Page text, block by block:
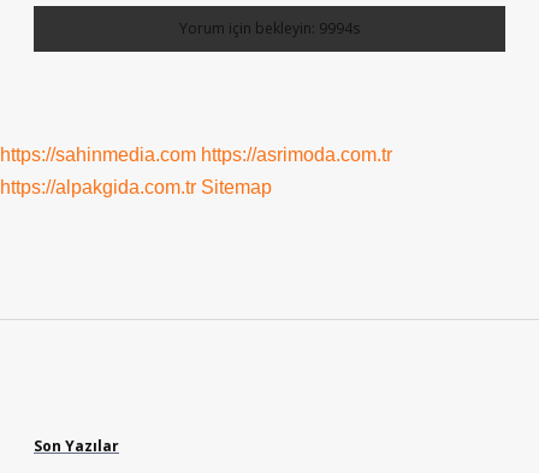
https://sahinmedia.com https://asrimoda.com.tr
https://alpakgida.com.tr Sitemap
Son Yazılar